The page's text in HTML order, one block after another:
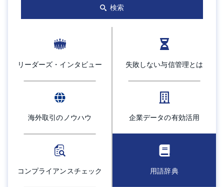
導入事例
English
検索
リーダーズ・インタビュー 失敗しない与信管理とは
海外取引のノウハウ 企業データの有効活用
コンプライアンスチェック 用語辞典